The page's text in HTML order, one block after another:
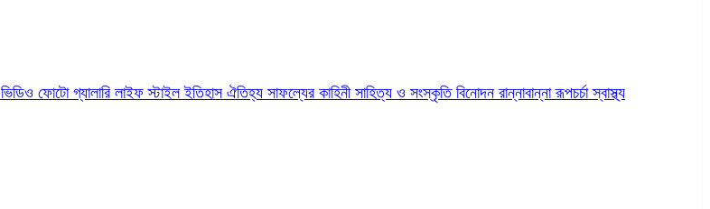
ভিডিও ফোটো গ্যালারি লাইফ স্টাইলইতিহাস ঐতিহ্য সাফল্যের কাহিনী সাহিত্য ও সংস্কৃতি বিনোদন রান্নাবান্নারূপচর্চাস্বাস্থ্য